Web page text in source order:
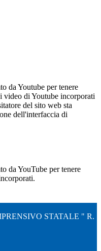
da Youtube per tenere
video di Youtube incorporati
del sito web sta
dell'interfaccia di
da YouTube per tenere
STATALE " R.